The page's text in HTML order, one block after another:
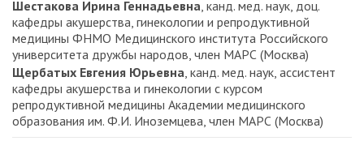
Шестакова Ирина Геннадьевна , канд. мед. наук, доц.
кафедры акушерства, гинекологии и репродуктивной
медицины ФНМО Медицинского института Российского
университета дружбы народов, член МАРС (Москва)
Щербатых Евгения Юрьевна , канд. мед. наук, ассистент
кафедры акушерства и гинекологии с курсом
репродуктивной медицины Академии медицинского
образования им. Ф.И. Иноземцева, член МАРС (Москва)